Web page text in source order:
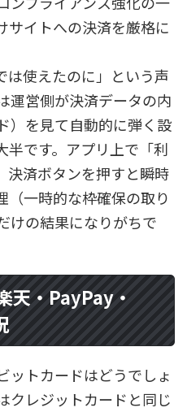
サイトへの決済を厳格に
は使えたのに」という声
運営側が決済データの内
）を見て自動的に弾く設
半です。アプリ上で「利
決済ボタンを押すと瞬時
（一時的な枠確保の取り
けの結果になりがちで
天・PayPay・
ットカードはどうでしょ
クレジットカードと同じ